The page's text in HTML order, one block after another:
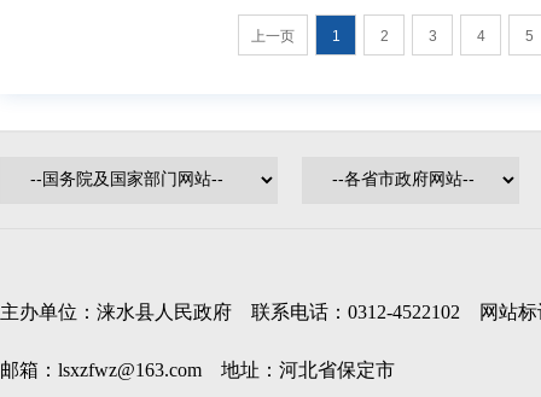
上一页 1 2 3 4 5
主办单位：涞水县人民政府 联系电话：0312-4522102 网站标
邮箱：lsxzfwz@163.com 地址：河北省保定市